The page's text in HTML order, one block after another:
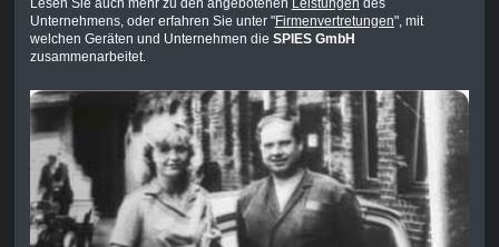
Lesen Sie auch mehr zu den angebotenen Leistungen des
Unternehmens, oder erfahren Sie unter "Firmenvertretungen", mit
welchen Geräten und Unternehmen die SPIES GmbH
zusammenarbeitet.